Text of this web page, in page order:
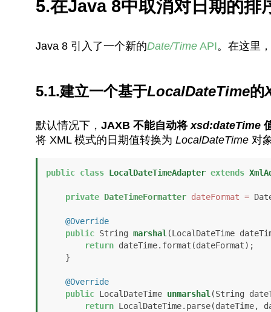
5.在Java 8中取消对日期的排
Java 8 引入了一个新的Date/TimeAPI。在这里
5.1.建立一个基于LocalDateTime的
默认情况下， JAXB 不能自动将xsd:dateTime
将 XML 模式的日期值转换为 LocalDateTime对
public class LocalDateTimeAdapter extends
private DateTimeFormatter dateFormat =
@Override
public String marshal(LocalDateTime
return dateTime.format(dateFormat);
@Override
public LocalDateTime unmarshal(String
return LocalDateTime.parse(dateTime,